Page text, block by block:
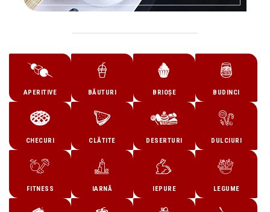
APERITIVE BĂUTURI BRIOȘE BUDINCI
CHECURI CLĂTITE DESERTURI DULCIURI
FITNESS IARNĂ IEPURE LEGUME